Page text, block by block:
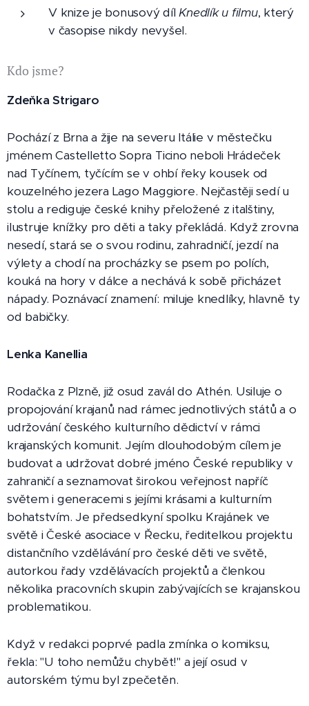
V knize je bonusový dílKnedlík u filmu, který
v časopise nikdy nevyšel.
Kdo jsme?
Zdeňka Strigaro
Pochází z Brna a žije na severu Itálie v městečku
jménem Castelletto Sopra Ticino neboli Hrádeček
nad Tyčínem, tyčícím se v ohbí řeky kousek od
kouzelného jezera Lago Maggiore. Nejčastěji sedí u
stolu a rediguje české knihy přeložené z italštiny,
ilustruje knížky pro děti a taky překládá. Když zrovna
nesedí, stará se o svou rodinu, zahradničí, jezdí na
výlety a chodí na procházky se psem po polích,
kouká na hory v dálce a nechává k sobě přicházet
nápady. Poznávací znamení: miluje knedlíky, hlavně ty
od babičky.
Lenka Kanellia
Rodačka z Plzně, již osud zavál do Athén. Usiluje o
propojování krajanů nad rámec jednotlivých států a o
udržování českého kulturního dědictví v rámci
krajanských komunit. Jejím dlouhodobým cílem je
budovat a udržovat dobré jméno České republiky v
zahraničí a seznamovat širokou veřejnost napříč
světem i generacemi s jejími krásami a kulturním
bohatstvím. Je předsedkyní spolku Krajánek ve
světě i České asociace v Řecku, ředitelkou projektu
distančního vzdělávání pro české děti ve světě,
autorkou řady vzdělávacích projektů a členkou
několika pracovních skupin zabývajících se krajanskou
problematikou.
Když v redakci poprvé padla zmínka o komiksu,
řekla: "U toho nemůžu chybět!" a její osud v
autorském týmu byl zpečetěn.